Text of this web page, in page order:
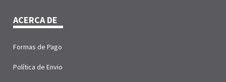
ACERCA DE
Formas de Pago
Política de Envio